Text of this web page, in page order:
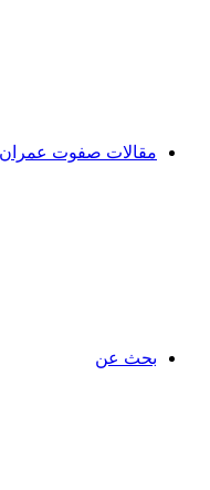
مقالات صفوت عمران
بحث عن